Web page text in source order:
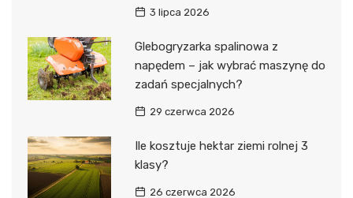
3 lipca 2026
Glebogryzarka spalinowa z
napędem – jak wybrać maszynę do
zadań specjalnych?
29 czerwca 2026
Ile kosztuje hektar ziemi rolnej 3
klasy?
26 czerwca 2026